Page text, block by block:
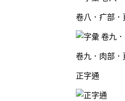
卷八．疒部．
卷九．肉部．
正字通